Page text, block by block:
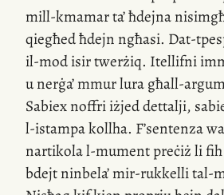
mill-kmamarta’ ħdejna
qiegħed ħdejn ngħasi. Dat-
il-modisir twerżiq. Itellifni
u nerġa’ mmur lura għall-
Sabiex noffri iżjed dettalji,
l-istampakollha. F’sentenza
nartikolal-mumentpreċiż li
bdejt ninbela’mir-rukkellital-